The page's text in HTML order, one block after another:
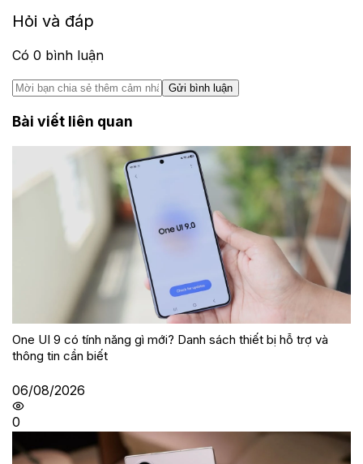
Hỏi và đáp
Có 0 bình luận
Gửi bình luận
Bài viết liên quan
One UI 9 có tính năng gì mới? Danh sách thiết bị hỗ trợ và
thông tin cần biết
06/08/2026
0